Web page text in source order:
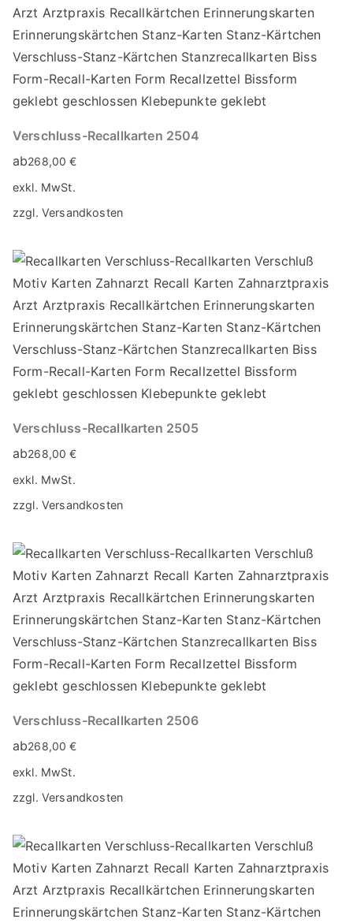
Verschluss-Recallkarten 2504
ab268,00€
exkl. MwSt.
zzgl. Versandkosten
Verschluss-Recallkarten 2505
ab268,00€
exkl. MwSt.
zzgl. Versandkosten
Verschluss-Recallkarten 2506
ab268,00€
exkl. MwSt.
zzgl. Versandkosten